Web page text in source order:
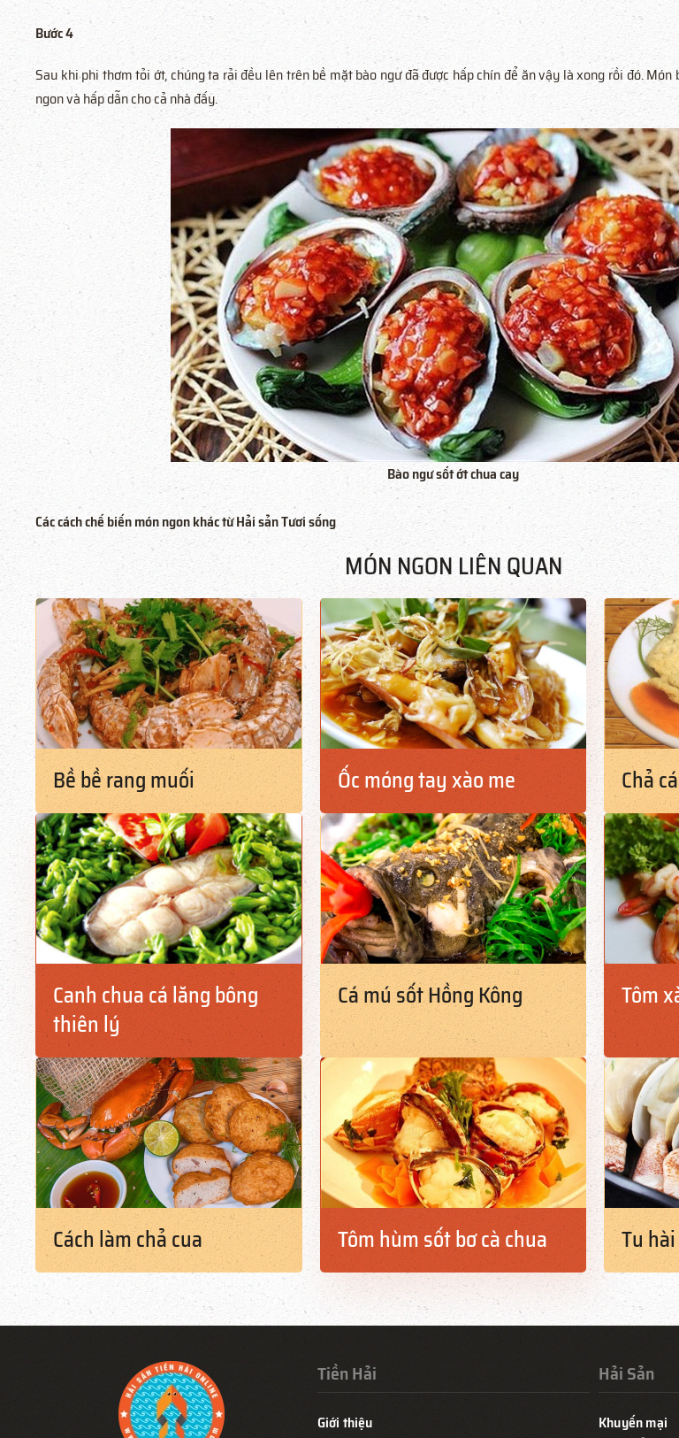
Bước 4
Sau khi phi thơm tỏi ớt, chúng ta rải đều lên trên bề mặt bào ngư đã được hấp chín để ăn vậy là xong rồi đó.
ngon và hấp dẫn cho cả nhà đấy.
Bào ngư sốt ớt chua cay
Các cách chế biến món ngon khác từ Hải sản Tươi sống
MÓN NGON LIÊN QUAN
Bề bề rang muối Ốc móng tay xào me Chả
Canh chua cá lăng bông
thiên lý
Cá mú sốt Hồng Kông Tôm
Cách làm chả cua Tôm hùm sốt bơ cà chua Tu
Tiền Hải
Giới thiệu
Hải Sản
Khuyến mại